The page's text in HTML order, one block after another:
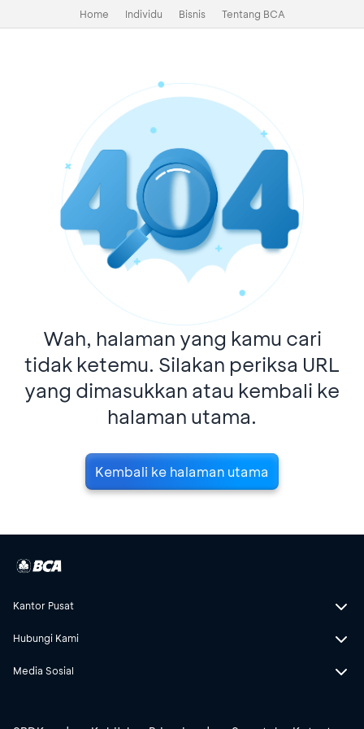
Home Individu Bisnis Tentang BCA
Wah, halaman yang kamu cari
tidak ketemu. Silakan periksa URL
yang dimasukkan atau kembali ke
halaman utama.
Kembali ke halaman utama
Kantor Pusat
Hubungi Kami
Media Sosial